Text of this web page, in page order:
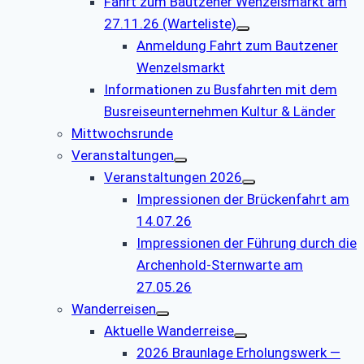
27.11.26 (Warteliste)
Anmeldung Fahrt zum Bautzener
Wenzelsmarkt
Informationen zu Busfahrten mit dem
Busreiseunternehmen Kultur & Länder
Mittwochsrunde
Veranstaltungen
Veranstaltungen 2026
Impressionen der Brückenfahrt am
14.07.26
Impressionen der Führung durch die
Archenhold-Sternwarte am
27.05.26
Wanderreisen
Aktuelle Wanderreise
2026 Braunlage Erholungswerk —